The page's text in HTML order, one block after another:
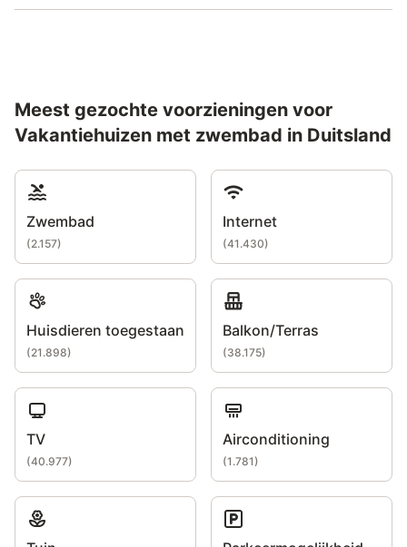
Meest gezochte voorzieningen voor
Vakantiehuizen met zwembad in Duitsland
Zwembad
(2.157)
Internet
(41.430)
Huisdieren toegestaan
(21.898)
Balkon/Terras
(38.175)
TV
(40.977)
Airconditioning
(1.781)